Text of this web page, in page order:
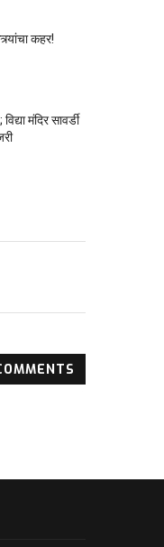
कहर!
मंदिर सावर्डी